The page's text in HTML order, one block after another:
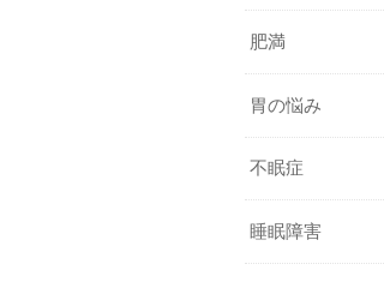
肥満
胃の悩み
不眠症
睡眠障害